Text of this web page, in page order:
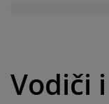
Vodiči